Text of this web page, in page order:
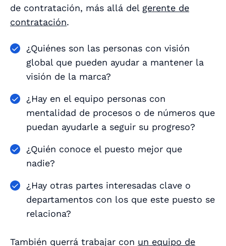
de contratación, más allá del gerente de
contratación.
¿Quiénes son las personas con visión
global que pueden ayudar a mantener la
visión de la marca?
¿Hay en el equipo personas con
mentalidad de procesos o de números que
puedan ayudarle a seguir su progreso?
¿Quién conoce el puesto mejor que
nadie?
¿Hay otras partes interesadas clave o
departamentos con los que este puesto se
relaciona?
También querrá trabajar con un equipo de